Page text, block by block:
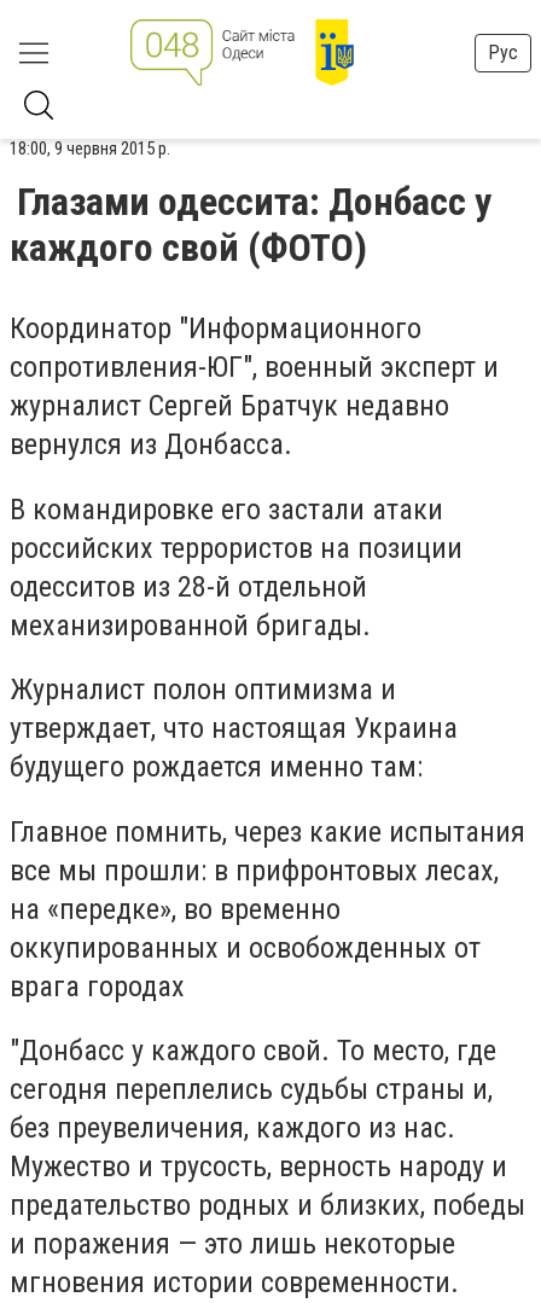
Рус
18:00, 9 червня 2015 р.
Глазами одессита: Донбасс у
каждого свой (ФОТО)
Координатор "Информационного
сопротивления-ЮГ", военный эксперт и
журналист Сергей Братчук недавно
вернулся из Донбасса.
В командировке его застали атаки
российских террористов на позиции
одесситов из 28-й отдельной
механизированной бригады.
Журналист полон оптимизма и
утверждает, что настоящая Украина
будущего рождается именно там:
Главное помнить, через какие испытания
все мы прошли: в прифронтовых лесах,
на «передке», во временно
оккупированных и освобожденных от
врага городах
"Донбасс у каждого свой. То место, где
сегодня переплелись судьбы страны и,
без преувеличения, каждого из нас.
Мужество и трусость, верность народу и
предательство родных и близких, победы
и поражения — это лишь некоторые
мгновения истории современности.